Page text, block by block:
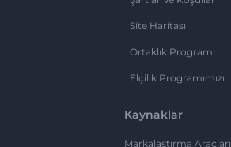
Site Haritası
Ortaklık Programı
Elçilik Programımızı
Kaynaklar
Markalaştırma Araçları